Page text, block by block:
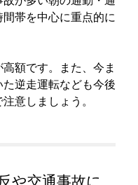
帯を中心に重点的に
額です。また、今ま
逆走運転なども今後
意しましょう。
や交通事故に